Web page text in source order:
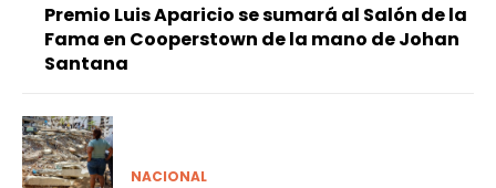
Premio Luis Aparicio se sumará al Salón de la
Fama en Cooperstown de la mano de Johan
Santana
NACIONAL